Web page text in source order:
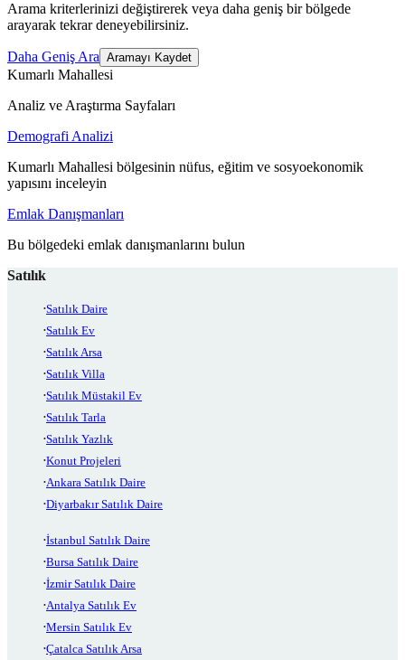
Arama kriterlerinizi değiştirerek veya daha geniş bir bölgede
arayarak tekrar deneyebilirsiniz.
Daha Geniş Ara Aramayı Kaydet
Kumarlı Mahallesi
Analiz ve Araştırma Sayfaları
Demografi Analizi
Kumarlı Mahallesi bölgesinin nüfus, eğitim ve sosyoekonomik
yapısını inceleyin
Emlak Danışmanları
Bu bölgedeki emlak danışmanlarını bulun
Satılık
Satılık Daire
Satılık Ev
Satılık Arsa
Satılık Villa
Satılık Müstakil Ev
Satılık Tarla
Satılık Yazlık
Konut Projeleri
Ankara Satılık Daire
Diyarbakır Satılık Daire
İstanbul Satılık Daire
Bursa Satılık Daire
İzmir Satılık Daire
Antalya Satılık Ev
Mersin Satılık Ev
Çatalca Satılık Arsa